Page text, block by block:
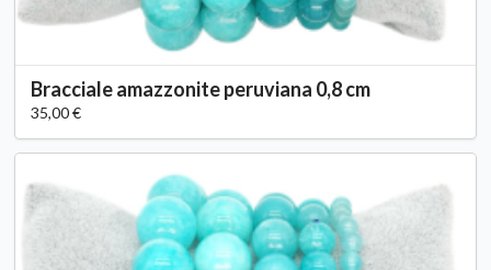
Bracciale amazzonite peruviana 0,8 cm
35,00 €